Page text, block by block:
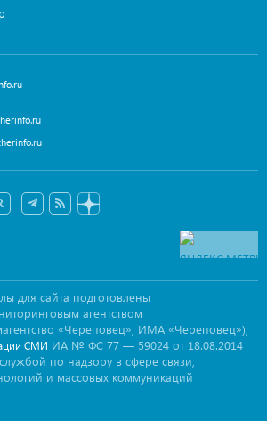
для сайта подготовлены
агентством
«Череповец», ИМА «Череповец»),
СМИ ИА № ФС 77 — 59024 от 18.08.2014
по надзору в сфере связи,
и массовых коммуникаций